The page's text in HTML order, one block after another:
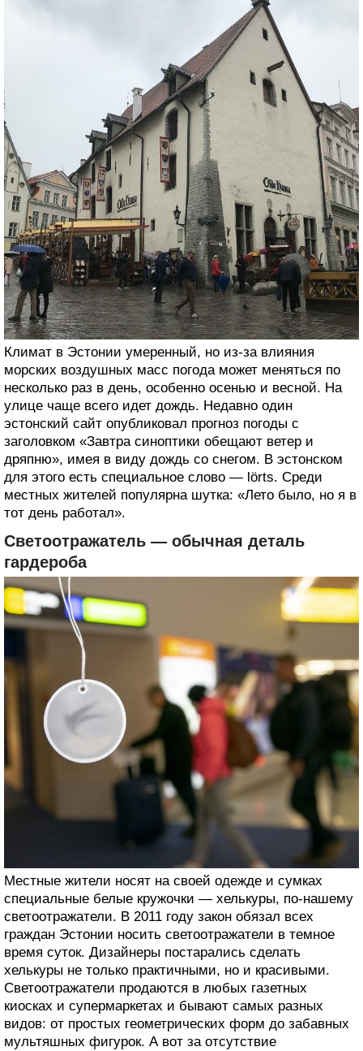
Климат в Эстонии умеренный, но из-за влияния
морских воздушных масс погода может меняться по
несколько раз в день, особенно осенью и весной. На
улице чаще всего идет дождь. Недавно один
эстонский сайт опубликовал прогноз погоды с
заголовком «Завтра синоптики обещают ветер и
дряпню», имея в виду дождь со снегом. В эстонском
для этого есть специальное слово — lörts. Среди
местных жителей популярна шутка: «Лето было, но я в
тот день работал».
Светоотражатель — обычная деталь
гардероба
Местные жители носят на своей одежде и сумках
специальные белые кружочки — хелькуры, по-нашему
светоотражатели. В 2011 году закон обязал всех
граждан Эстонии носить светоотражатели в темное
время суток. Дизайнеры постарались сделать
хелькуры не только практичными, но и красивыми.
Светоотражатели продаются в любых газетных
киосках и супермаркетах и бывают самых разных
видов: от простых геометрических форм до забавных
мультяшных фигурок. А вот за отсутствие